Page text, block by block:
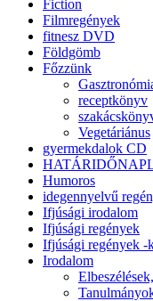
Fiction
Filmregények
fitnesz DVD
Földgömb
Főzzünk
receptkönyv
Vegetáriánus
gyermekdalok CD
Humoros
idegennyelvű
Ifjúsági irodalom
Ifjúsági regények
Ifjúsági regények -
Irodalom